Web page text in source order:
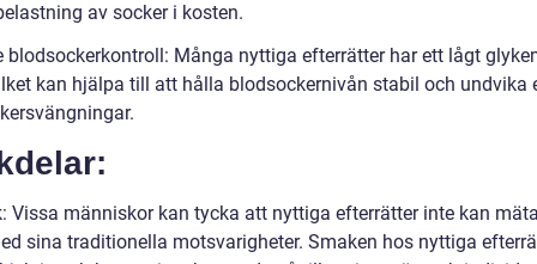
av socker i kosten.
blodsockerkontroll: Många nyttiga efterrätter har ett lågt
kan hjälpa till att hålla blodsockernivån stabil och undvika
Vissa människor kan tycka att nyttiga efterrätter inte kan
sina traditionella motsvarigheter. Smaken hos nyttiga